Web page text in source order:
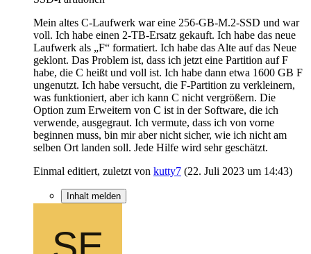
Mein altes C-Laufwerk war eine 256-GB-M.2-SSD und war
voll. Ich habe einen 2-TB-Ersatz gekauft. Ich habe das neue
Laufwerk als „F“ formatiert. Ich habe das Alte auf das Neue
geklont. Das Problem ist, dass ich jetzt eine Partition auf F
habe, die C heißt und voll ist. Ich habe dann etwa 1600 GB F
ungenutzt. Ich habe versucht, die F-Partition zu verkleinern,
was funktioniert, aber ich kann C nicht vergrößern. Die
Option zum Erweitern von C ist in der Software, die ich
verwende, ausgegraut. Ich vermute, dass ich von vorne
beginnen muss, bin mir aber nicht sicher, wie ich nicht am
selben Ort landen soll. Jede Hilfe wird sehr geschätzt.
Einmal editiert, zuletzt von kutty7 (22. Juli 2023 um 14:43)
Inhalt melden